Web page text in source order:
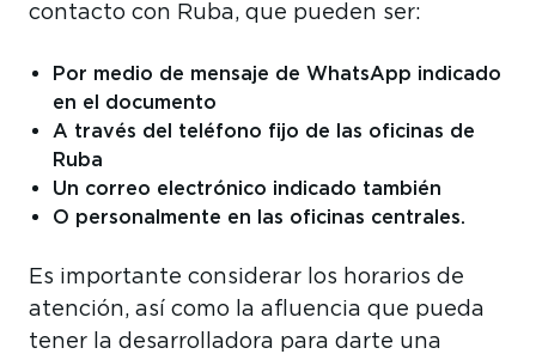
contacto con Ruba, que pueden ser:
Por medio de mensaje de WhatsApp indicado
en el documento
A través del teléfono fijo de las oficinas de
Ruba
Un correo electrónico indicado también
O personalmente en las oficinas centrales.
Es importante considerar los horarios de
atención, así como la afluencia que pueda
tener la desarrolladora para darte una